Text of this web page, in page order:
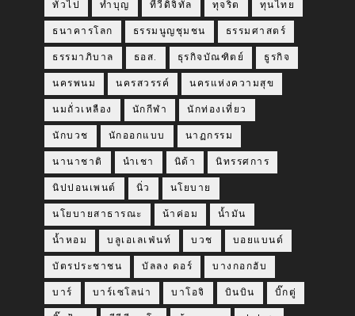
ทั่วไป ทำบุญ ทีวีดิจิทัล ทุจริต ทุนไทย
ธนาคารโลก ธรรมนูญชุมชน ธรรมศาสตร์
ธรรมาภิบาล ธอส. ธุรกิจบัณฑิตย์ ธูรกิจ
นครพนม นครสวรรค์ นครแห่งความสุข
นมถั่วเหลือง นักกีฬา นักท่องเที่ยว
นักบวช นักออกแบบ นาฏกรรม
นานาชาติ นำเชา นิด้า นิทรรศการ
นิปปอนเพนต์ นิ่ว นโยบาย
นโยบายสาธารณะ น้าค่อม น้ำมัน
น้ำหอม บลูเอเลเฟ่นท์ บวช บอยแบนด์
บัตรประชาชน บัลลง ดอร์ บางกอกฮับ
บาร์ บาร์เซโลน่า บาโอจิ บินบิน บิ๊กตู่